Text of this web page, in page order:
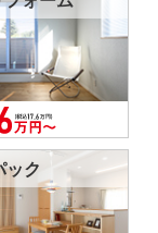
ック